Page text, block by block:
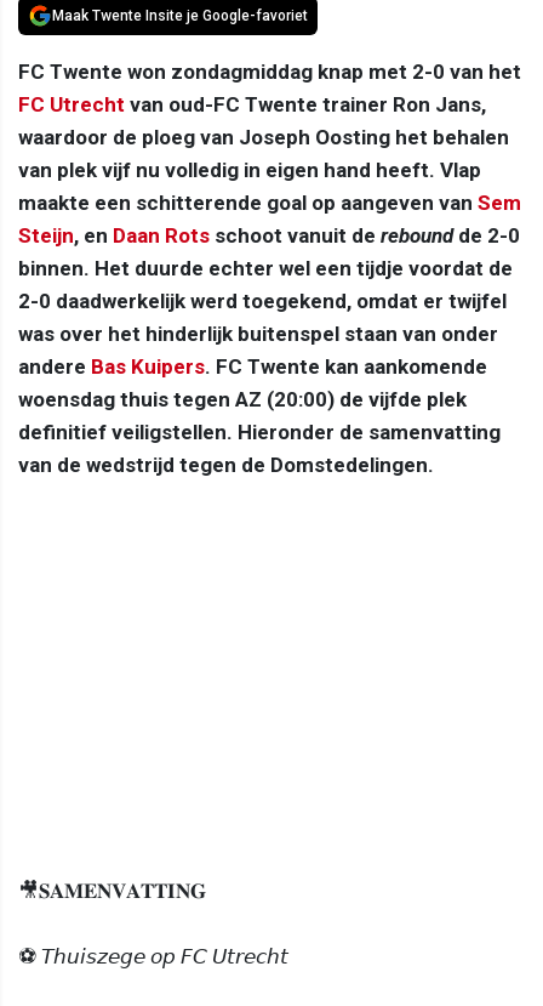
Maak Twente Insite je Google-favoriet
FC Twente won zondagmiddag knap met 2-0 van het
FC Utrecht van oud-FC Twente trainer Ron Jans,
waardoor de ploeg van Joseph Oosting het behalen
van plek vijf nu volledig in eigen hand heeft. Vlap
maakte een schitterende goal op aangeven van Sem
Steijn, en Daan Rots schoot vanuit de reboundde 2-0
binnen. Het duurde echter wel een tijdje voordat de
2-0 daadwerkelijk werd toegekend, omdat er twijfel
was over het hinderlijk buitenspel staan van onder
andere Bas Kuipers. FC Twente kan aankomende
woensdag thuis tegen AZ (20:00) de vijfde plek
definitief veiligstellen. Hieronder de samenvatting
van de wedstrijd tegen de Domstedelingen.
🎥𝐒𝐀𝐌𝐄𝐍𝐕𝐀𝐓𝐓𝐈𝐍𝐆
⚽ 𝘛𝘩𝘶𝘪𝘴𝘻𝘦𝘨𝘦 𝘰𝘱 𝘍𝘊 𝘜𝘵𝘳𝘦𝘤𝘩𝘵